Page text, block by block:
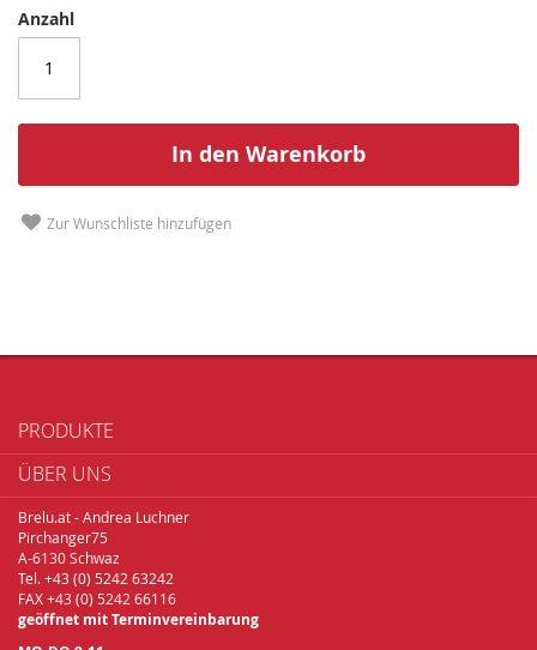
Anzahl
In den Warenkorb
Zur Wunschliste hinzufügen
PRODUKTE
ÜBER UNS
Brelu.at - Andrea Luchner
Pirchanger75
A-6130 Schwaz
Tel. +43 (0) 5242 63242
FAX +43 (0) 5242 66116
geöffnet mit Terminvereinbarung